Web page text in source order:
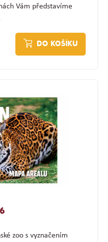
Vám představíme
DO KOŠÍKU
zoo s vyznačením